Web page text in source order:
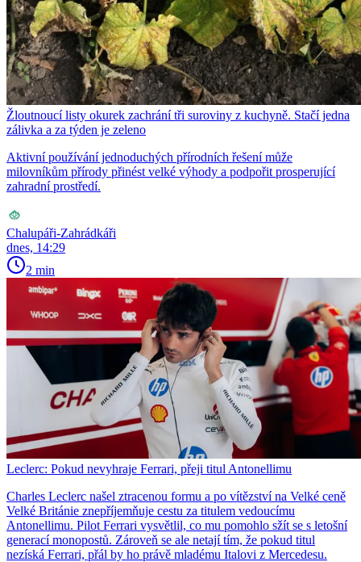
Žloutnoucí listy okurek zachrání tři suroviny z kuchyně. Stačí jedna
zálivka a za týden je zeleno
Aktivní používání jednoduchých přírodních řešení může
milovníkům přírody přinést velké výhody a podpořit prosperující
zahradní prostředí.
Chalupáři-Zahrádkáři
dnes, 14:29
2 min
Leclerc: Pokud nevyhraje Ferrari, přeji titul Antonellimu
Charles Leclerc našel ztracenou formu a po vítězství na Velké ceně
Velké Británie znepříjemňuje cestu za titulem vedoucímu
Antonellimu. Pilot Ferrari vysvětlil, co mu pomohlo sžít se s letošní
generací monopostů. Zároveň se ale netají tím, že pokud titul
nezíská Ferrari, přál by ho právě mladému Italovi z Mercedesu.